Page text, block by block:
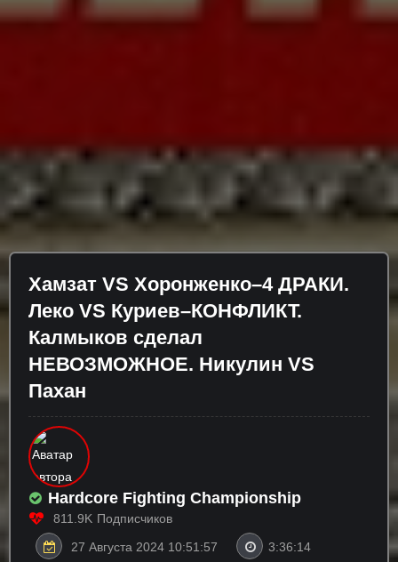
Хамзат VS Хоронженко–4 ДРАКИ.
Леко VS Куриев–КОНФЛИКТ.
Калмыков сделал
НЕВОЗМОЖНОЕ. Никулин VS
Пахан
Hardcore Fighting Championship
811.9K Подписчиков
27 Августа 2024 10:51:57
3:36:14